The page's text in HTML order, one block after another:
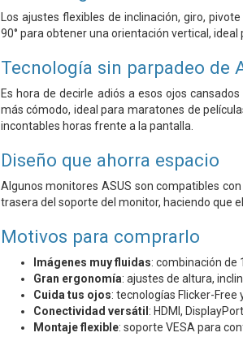
Los ajustes flexibles de inclinación, giro,
90° para obtener una orientación vertical,
Tecnología sin parpadeo de
Es hora de decirle adiós a esos ojos
más cómodo, ideal para maratones de
incontables horas frente a la pantalla.
Diseño que ahorra espacio
Algunos monitores ASUS son compatibles
trasera del soporte del monitor, haciendo que
Motivos para comprarlo
Imágenes muy fluidas: combinación de
Gran ergonomía: ajustes de altura,
Cuida tus ojos: tecnologías Flicker-Free
Conectividad versátil : HDMI,
Montaje flexible: soporte VESA para